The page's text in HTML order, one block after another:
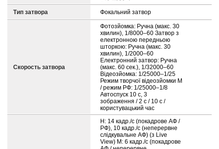
Тип затвора Фокальний затвор
Скорость затвора
Фотозйомка: Ручна (макс. 30
хвилин), 1/8000–60 Затвор з
електронною передньою
шторкою: Ручна (макс. 30
хвилин), 1/2000–60
Електронний затвор: Ручна
(макс. 60 сек.), 1/32000–60
Відеозйомка: 1/25000–1/25
Режим творчої відеозйомки M
/ режим РФ: 1/25000–1/8
Автоспуск 10 с, 3
зображення / 2 с / 10 с /
користувацький час
H: 14 кадр./с (покадрове АФ /
РФ), 10 кадр./с (неперервне
слідкувальне АФ) (з Live
View) M: 6 кадр./с (покадрове